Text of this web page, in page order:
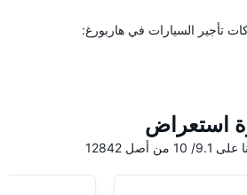
تأجير السيارات في هاربورغ:
استعراض
أصل 12842